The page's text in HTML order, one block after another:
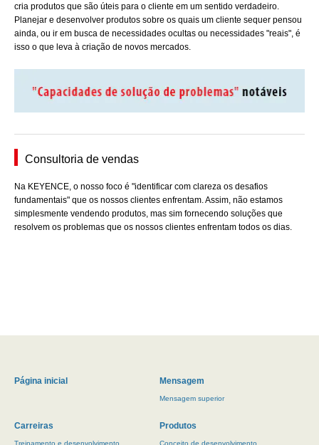
cria produtos que são úteis para o cliente em um sentido verdadeiro.
Planejar e desenvolver produtos sobre os quais um cliente sequer pensou
ainda, ou ir em busca de necessidades ocultas ou necessidades "reais", é
isso o que leva à criação de novos mercados.
Consultoria de vendas
Na KEYENCE, o nosso foco é "identificar com clareza os desafios
fundamentais" que os nossos clientes enfrentam. Assim, não estamos
simplesmente vendendo produtos, mas sim fornecendo soluções que
resolvem os problemas que os nossos clientes enfrentam todos os dias.
Página inicial Mensagem
Mensagem superior
Carreiras
Treinamento e desenvolvimento
Produtos
Conceito de desenvolvimento